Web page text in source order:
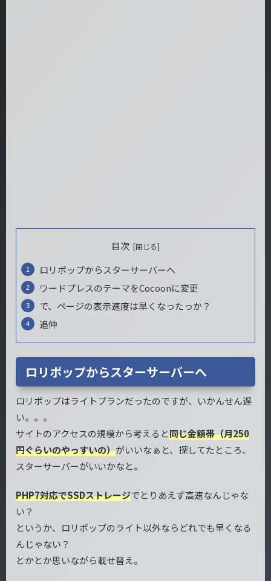
目次
ロリポップからスターサーバーへ
ワードプレスのテーマをCocoonに変更
で、ページの表示速度は早くなったっか？
追伸
ロリポップからスターサーバーへ
ロリポップはライトプランだったのですが、いかんせん遅
い。。。
サイトのアクセスの規模から考えると同じ金額帯（月250
円ぐらいのやっすいの）がいいなぁと、探してたところ、
スターサーバーがいいかなと。
PHP7対応でSSDストレージでとりあえず高速なんじゃな
い？
というか、ロリポップのライト以外ならどれでも早くなる
んじゃない？
とかとか思いながら載せ替え。